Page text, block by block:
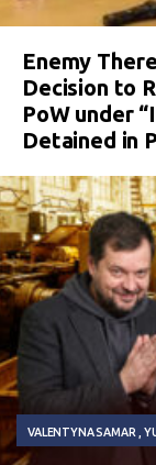
Enemy
Decision to
PoW under
Detained in
VALENTYNA SAMAR